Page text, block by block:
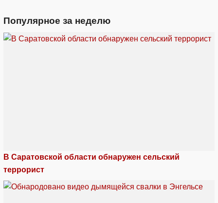
Популярное за неделю
В Саратовской области обнаружен сельский
террорист